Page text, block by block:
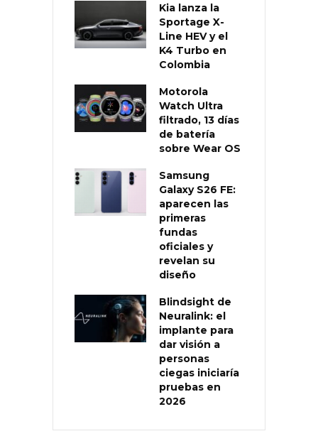
Kia lanza la
Sportage X-
Line HEV y el
K4 Turbo en
Colombia
Motorola
Watch Ultra
filtrado, 13 días
de batería
sobre Wear OS
Samsung
Galaxy S26 FE:
aparecen las
primeras
fundas
oficiales y
revelan su
diseño
Blindsight de
Neuralink: el
implante para
dar visión a
personas
ciegas iniciaría
pruebas en
2026